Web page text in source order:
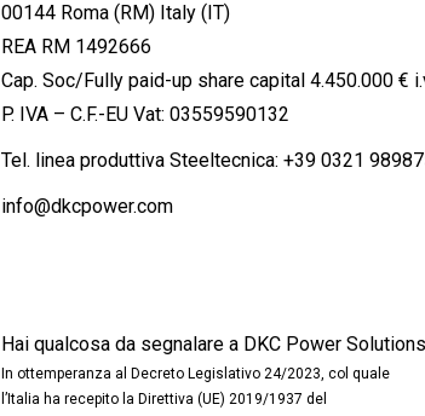
00144 Roma (RM) Italy (IT)
REA RM 1492666
Cap. Soc/Fully paid-up share capital 4.450.000 €
P. IVA – C.F.-EU Vat: 03559590132
Tel. linea produttiva Steeltecnica: +39 0321
info@dkcpower.com
Hai qualcosa da segnalare a DKC Power
In ottemperanza al Decreto Legislativo 24/2023, col quale
l’Italia ha recepito la Direttiva (UE) 2019/1937 del